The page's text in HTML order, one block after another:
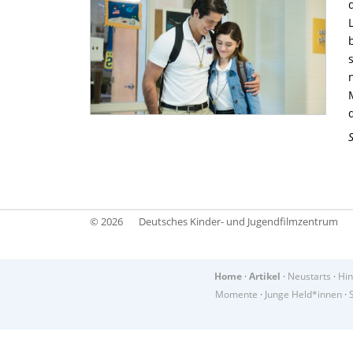
S
© 2026 Deutsches Kinder- und Jugendfilmzentrum
Home · Artikel · Neustarts ·
Momente · Junge Held*innen·